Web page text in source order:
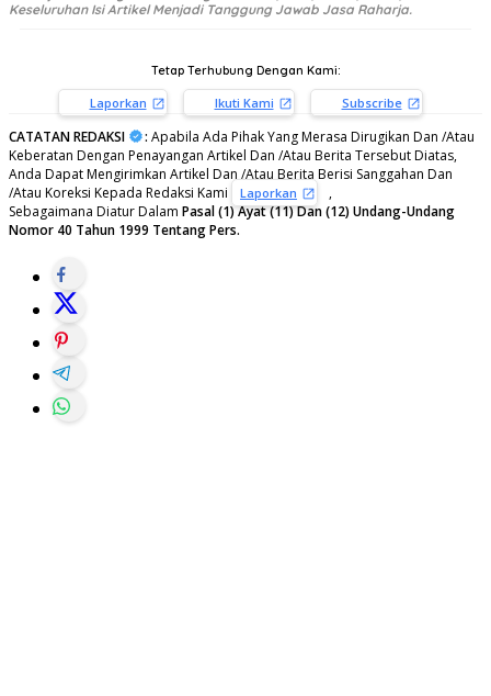
Keseluruhan Isi Artikel Menjadi Tanggung Jawab Jasa Raharja.
Tetap Terhubung Dengan Kami:
Laporkan Ikuti Kami Subscribe
CATATAN REDAKSI : Apabila Ada Pihak Yang Merasa Dirugikan Dan /Atau
Keberatan Dengan Penayangan Artikel Dan /Atau Berita Tersebut Diatas,
Anda Dapat Mengirimkan Artikel Dan /Atau Berita Berisi Sanggahan Dan
/Atau Koreksi Kepada Redaksi Kami
Laporkan
,
Sebagaimana Diatur Dalam Pasal (1) Ayat (11) Dan (12) Undang-Undang
Nomor 40 Tahun 1999 Tentang Pers.